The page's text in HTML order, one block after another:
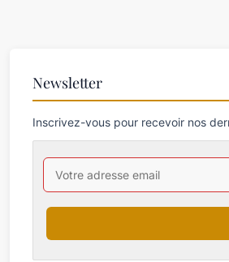
Newsletter
Inscrivez-vous pour recevoir nos